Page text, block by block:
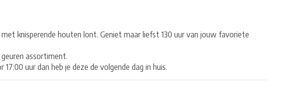
knisperende houten lont. Geniet maar liefst 130 uur van jouw favoriete
assortiment.
uur dan heb je deze de volgende dag in huis.